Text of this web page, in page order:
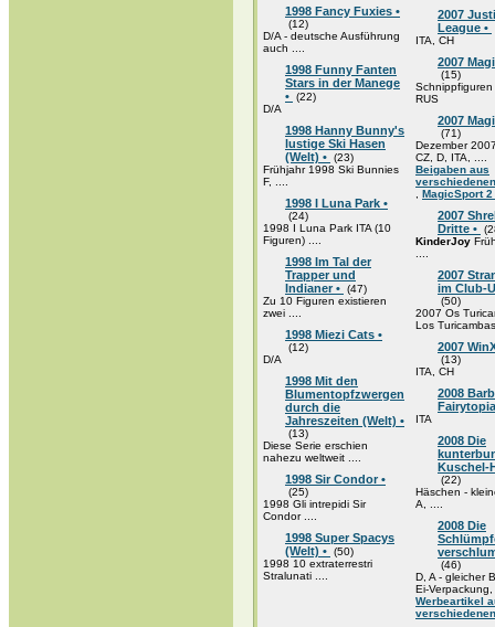
1998 Fancy Fuxies •
(12)
D/A - deutsche Ausführung
auch ....
1998 Funny Fanten
Stars in der Manege
• (22)
D/A
1998 Hanny Bunny's
lustige Ski Hasen
(Welt) • (23)
Frühjahr 1998 Ski Bunnies
F, ....
1998 I Luna Park •
(24)
1998 I Luna Park ITA (10
Figuren) ....
1998 Im Tal der
Trapper und
Indianer • (47)
Zu 10 Figuren existieren
zwei ....
1998 Miezi Cats •
(12)
D/A
1998 Mit den
Blumentopfzwergen
durch die
Jahreszeiten (Welt) •
(13)
Diese Serie erschien
nahezu weltweit ....
1998 Sir Condor •
(25)
1998 Gli intrepidi Sir
Condor ....
1998 Super Spacys
(Welt) • (50)
1998 10 extraterrestri
Stralunati ....
2007
League •
ITA, CH
2007
(15)
Schnippfiguren
RUS
2007
(71)
Dezember
CZ, D, ITA, ....
Beigaben aus
MagicSport 2
2007
Dritte •
KinderJoy
2007
im Club-
(50)
2007 Os
Los
2007
(13)
ITA, CH
2008
ITA
2008 Die
Kuschel-
(22)
Häschen -
A, ....
2008 Die
(46)
D, A - gleicher
Ei-
Werbeartikel